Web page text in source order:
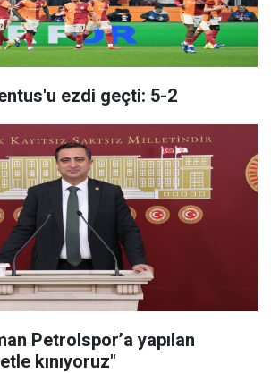
ezdi geçti: 5-2
Petrolspor’a yapılan
kınıyoruz"